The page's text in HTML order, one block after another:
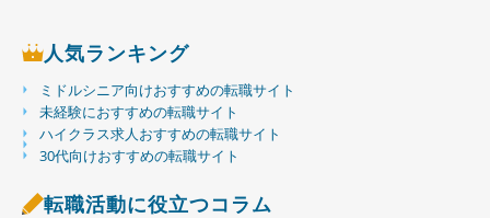
人気ランキング
ミドルシニア向けおすすめの転職サイト
未経験におすすめの転職サイト
ハイクラス求人おすすめの転職サイト
30代向けおすすめの転職サイト
転職活動に役立つコラム